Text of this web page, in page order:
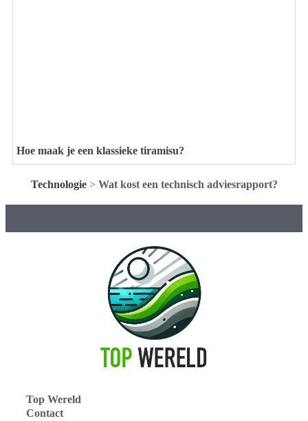
Hoe maak je een klassieke tiramisu?
Technologie> Wat kost een technisch adviesrapport?
Top Wereld
Contact